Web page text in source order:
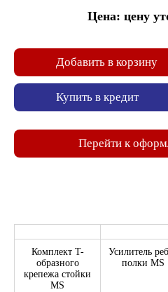
Цена: цену
Добавить в корзину
Купить в кредит
Перейти к
Комплект T-
образного
крепежа стойки
MS
Усилитель
полки MS